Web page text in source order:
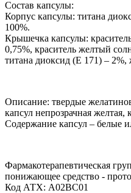
Состав капсулы:
Корпус капсулы: титана
100%.
Крышечка капсулы:
0,75%, краситель желтый
титана диоксид (Е 171) – 2%,
Описание: твердые
капсул непрозрачная
Содержание капсул – белые
Фармакотерапевтическая
понижающее средство -
Код АТХ: A02BC01